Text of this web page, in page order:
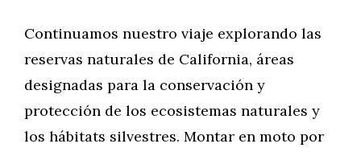
Continuamos nuestro viaje explorando las
reservas naturales de California, áreas
designadas para la conservación y
protección de los ecosistemas naturales y
los hábitats silvestres. Montar en moto por